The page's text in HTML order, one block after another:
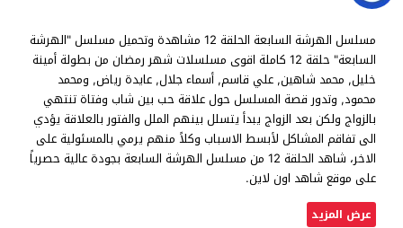
مسلسل الهرشة السابعة الحلقة 12 مشاهدة وتحميل مسلسل "الهرشة
السابعة" حلقة 12 كاملة اقوى مسلسلات شهر رمضان من بطولة أمينة
خليل, محمد شاهين, علي قاسم, أسماء جلال, عايدة رياض, ومحمد
محمود, وتدور قصة المسلسل حول علاقة حب بين شاب وفتاة تنتهي
بالزواج ولكن بعد الزواج يبدأ يتسلل بينهم الملل والفتور بالعلاقة يؤدي
الى تفاقم المشاكل لأبسط الاسباب وكلاً منهم يرمي بالمسئولية على
الاخر، شاهد الحلقة 12 من مسلسل الهرشة السابعة بجودة عالية حصرياً
على موقع شاهد اون لاين.
عرض المزيد